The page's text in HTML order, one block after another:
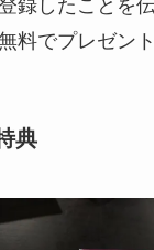
録したことを
料でプレゼント
典